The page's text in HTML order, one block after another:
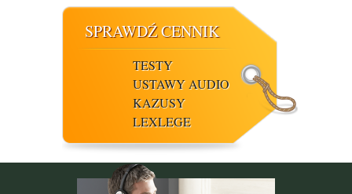
SPRAWDŹ CENNIK
TESTY
USTAWY AUDIO
KAZUSY
LEXLEGE